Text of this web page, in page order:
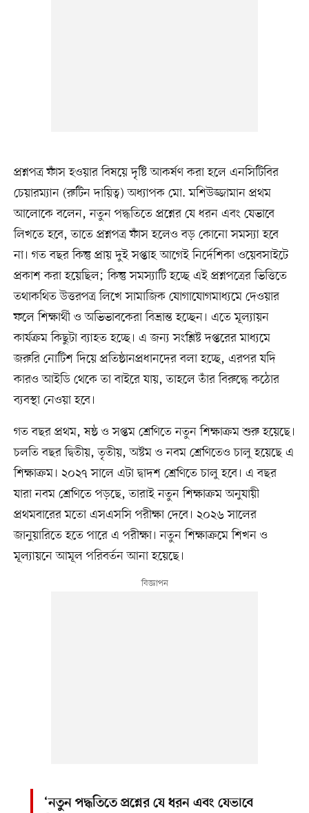
প্রশ্নপত্র ফাঁস হওয়ার বিষয়ে দৃষ্টি আকর্ষণ করা হলে এনসিটিবির
চেয়ারম্যান (রুটিন দায়িত্ব) অধ্যাপক মো. মশিউজ্জামান প্রথম
আলোকে বলেন, নতুন পদ্ধতিতে প্রশ্নের যে ধরন এবং যেভাবে
লিখতে হবে, তাতে প্রশ্নপত্র ফাঁস হলেও বড় কোনো সমস্যা হবে
না। গত বছর কিন্তু প্রায় দুই সপ্তাহ আগেই নির্দেশিকা ওয়েবসাইটে
প্রকাশ করা হয়েছিল; কিন্তু সমস্যাটি হচ্ছে এই প্রশ্নপত্রের ভিত্তিতে
তথাকথিত উত্তরপত্র লিখে সামাজিক যোগাযোগমাধ্যমে দেওয়ার
ফলে শিক্ষার্থী ও অভিভাবকেরা বিভ্রান্ত হচ্ছেন। এতে মূল্যায়ন
কার্যক্রম কিছুটা ব্যাহত হচ্ছে। এ জন্য সংশ্লিষ্ট দপ্তরের মাধ্যমে
জরুরি নোটিশ দিয়ে প্রতিষ্ঠানপ্রধানদের বলা হচ্ছে, এরপর যদি
কারও আইডি থেকে তা বাইরে যায়, তাহলে তাঁর বিরুদ্ধে কঠোর
ব্যবস্থা নেওয়া হবে।
গত বছর প্রথম, ষষ্ঠ ও সপ্তম শ্রেণিতে নতুন শিক্ষাক্রম শুরু হয়েছে।
চলতি বছর দ্বিতীয়, তৃতীয়, অষ্টম ও নবম শ্রেণিতেও চালু হয়েছে এ
শিক্ষাক্রম। ২০২৭ সালে এটা দ্বাদশ শ্রেণিতে চালু হবে। এ বছর
যারা নবম শ্রেণিতে পড়ছে, তারাই নতুন শিক্ষাক্রম অনুযায়ী
প্রথমবারের মতো এসএসসি পরীক্ষা দেবে। ২০২৬ সালের
জানুয়ারিতে হতে পারে এ পরীক্ষা। নতুন শিক্ষাক্রমে শিখন ও
মূল্যায়নে আমূল পরিবর্তন আনা হয়েছে।
‘নতুন পদ্ধতিতে প্রশ্নের যে ধরন এবং যেভাবে